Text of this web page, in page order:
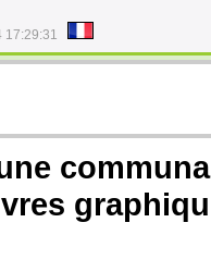
17:29:31